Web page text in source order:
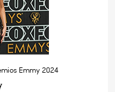
Emmy 2024